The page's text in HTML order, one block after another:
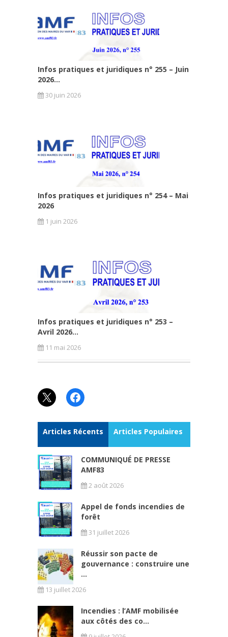
Infos pratiques et juridiques n° 255 – Juin
2026...
30 juin 2026
Infos pratiques et juridiques n° 254 – Mai
2026
1 juin 2026
Infos pratiques et juridiques n° 253 –
Avril 2026...
11 mai 2026
X Facebook
Articles Récents Articles Populaires
COMMUNIQUÉ DE PRESSE
AMF83
2 août 2026
Appel de fonds incendies de
forêt
31 juillet 2026
Réussir son pacte de
gouvernance : construire une
...
13 juillet 2026
Incendies : l’AMF mobilisée
aux côtés des co...